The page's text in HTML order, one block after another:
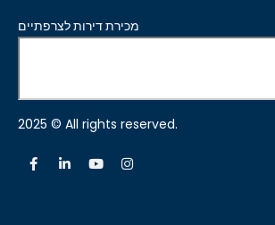
מכירת דירות לצרפתיים
2025 © All rights reserved.